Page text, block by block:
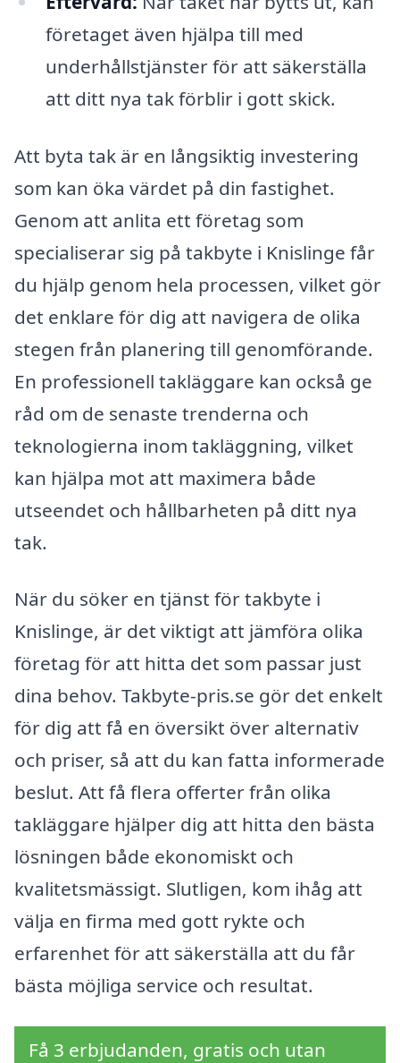
företaget även hjälpa till med
underhållstjänster för att säkerställa
att ditt nya tak förblir i gott skick.
Att byta tak är en långsiktig investering
som kan öka värdet på din fastighet.
Genom att anlita ett företag som
specialiserar sig på takbyte i Knislinge får
du hjälp genom hela processen, vilket gör
det enklare för dig att navigera de olika
stegen från planering till genomförande.
En professionell takläggare kan också ge
råd om de senaste trenderna och
teknologierna inom takläggning, vilket
kan hjälpa mot att maximera både
utseendet och hållbarheten på ditt nya
tak.
När du söker en tjänst för takbyte i
Knislinge, är det viktigt att jämföra olika
företag för att hitta det som passar just
dina behov. Takbyte-pris.se gör det enkelt
för dig att få en översikt över alternativ
och priser, så att du kan fatta informerade
beslut. Att få flera offerter från olika
takläggare hjälper dig att hitta den bästa
lösningen både ekonomiskt och
kvalitetsmässigt. Slutligen, kom ihåg att
välja en firma med gott rykte och
erfarenhet för att säkerställa att du får
bästa möjliga service och resultat.
Få 3 erbjudanden, gratis och utan